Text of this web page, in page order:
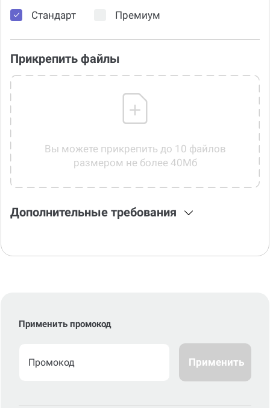
Стандарт Премиум
Прикрепить файлы
Вы можете прикрепить до 10 файлов
размером не более 40Мб
Дополнительные требования
Применить промокод
Применить